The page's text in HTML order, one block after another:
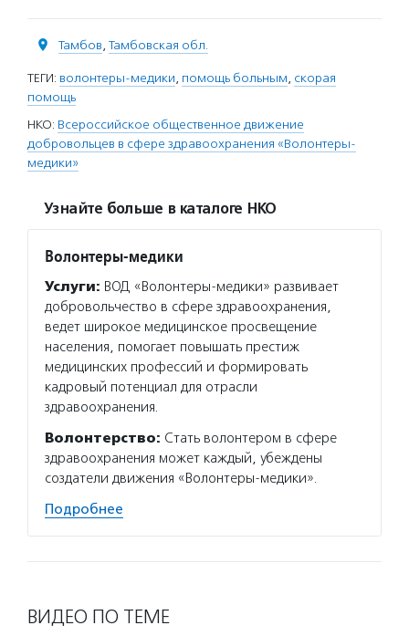
Тамбов, Тамбовская обл.
ТЕГИ: волонтеры-медики, помощь больным, скорая
помощь
НКО: Всероссийское общественное движение
добровольцев в сфере здравоохранения «Волонтеры-
медики»
Узнайте больше в каталоге НКО
Волонтеры-медики
Услуги: ВОД «Волонтеры-медики» развивает
добровольчество в сфере здравоохранения,
ведет широкое медицинское просвещение
населения, помогает повышать престиж
медицинских профессий и формировать
кадровый потенциал для отрасли
здравоохранения.
Волонтерство: Стать волонтером в сфере
здравоохранения может каждый, убеждены
создатели движения «Волонтеры-медики».
Подробнее
ВИДЕО ПО ТЕМЕ